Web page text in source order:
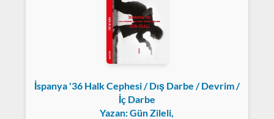
İspanya '36 Halk Cephesi / Dış Darbe / Devrim /
İç Darbe
Yazan: Gün Zileli,